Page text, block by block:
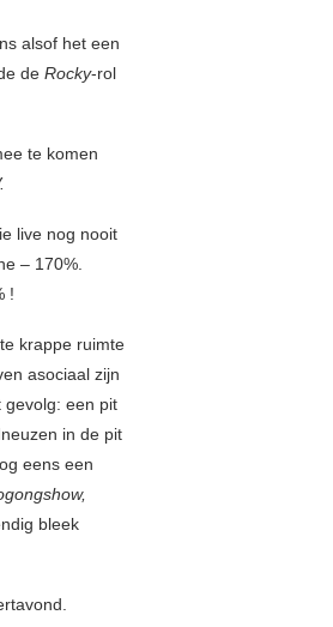
alsof het een
de Rocky-rol
te komen
live nog nooit
– 170%.
!
krappe ruimte
asociaal zijn
gevolg: een pit
in de pit
eens een
bleek